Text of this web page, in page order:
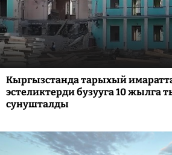
Кыргызстанда тарыхый
эстеликтерди бузууга 10 жылга
сунушталды